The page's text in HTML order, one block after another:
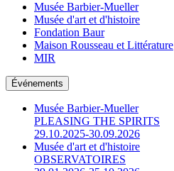
Musée Barbier-Mueller
Musée d'art et d'histoire
Fondation Baur
Maison Rousseau et Littérature
MIR
Événements
Musée Barbier-Mueller
PLEASING THE SPIRITS
29.10.2025-30.09.2026
Musée d'art et d'histoire
OBSERVATOIRES